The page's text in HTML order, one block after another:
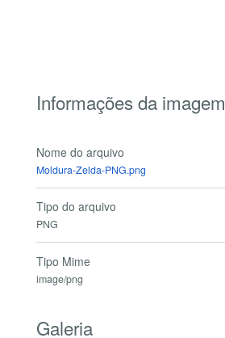
Informações da imagem
Nome do arquivo
Moldura-Zelda-PNG.png
Tipo do arquivo
PNG
Tipo Mime
image/png
Galeria